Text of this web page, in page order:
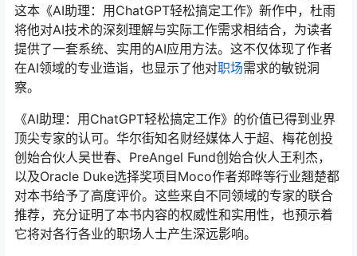
这本《AI助理：用ChatGPT轻松搞定工作》新作中，杜雨
将他对AI技术的深刻理解与实际工作需求相结合，为读者
提供了一套系统、实用的AI应用方法。这不仅体现了作者
在AI领域的专业造诣，也显示了他对职场需求的敏锐洞
察。
《AI助理：用ChatGPT轻松搞定工作》的价值已得到业界
顶尖专家的认可。华尔街知名财经媒体人于超、梅花创投
创始合伙人吴世春、PreAngel Fund创始合伙人王利杰，
以及Oracle Duke选择奖项目Moco作者郑晔等行业翘楚都
对本书给予了高度评价。这些来自不同领域的专家的联合
推荐，充分证明了本书内容的权威性和实用性，也预示着
它将对各行各业的职场人士产生深远影响。